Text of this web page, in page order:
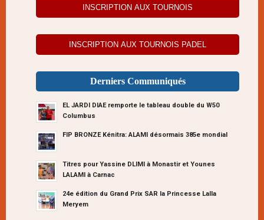
INSCRIPTION AUX TOURNOIS
INSCRIPTION AUX TOURNOIS PADEL
Derniers Communiqués
EL JARDI DIAE remporte le tableau double du W50
Columbus
FIP BRONZE Kénitra: ALAMI désormais 385e mondial
Titres pour Yassine DLIMI à Monastir et Younes
LALAMI à Carnac
24e édition du Grand Prix SAR la Princesse Lalla
Meryem